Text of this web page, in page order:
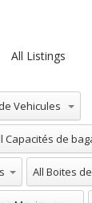
All Listings
Vehicules
Capacités de
All Boites de
Maximum